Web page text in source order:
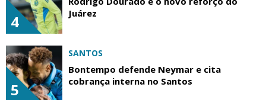
4
Juárez
5
SANTOS
Bontempo defende Neymar e cita
cobrança interna no Santos